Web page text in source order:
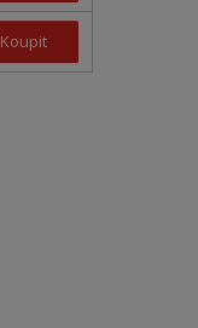
Koupit